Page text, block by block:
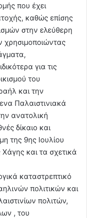
που έχει
καθώς επίσης
στην ελεύθερη
για τις
του
και την
Παλαιστινιακά
ανατολική
δίκαιο και
της 9ης Ιουλίου
και τα σχετικά
καταστρεπτικό
πολιτικών και
πολιτών,
, του